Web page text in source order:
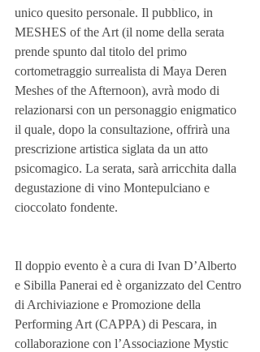
unico quesito personale. Il pubblico, in
MESHES of the Art (il nome della serata
prende spunto dal titolo del primo
cortometraggio surrealista di Maya Deren
Meshes of the Afternoon), avrà modo di
relazionarsi con un personaggio enigmatico
il quale, dopo la consultazione, offrirà una
prescrizione artistica siglata da un atto
psicomagico. La serata, sarà arricchita dalla
degustazione di vino Montepulciano e
cioccolato fondente.
Il doppio evento è a cura di Ivan D’Alberto
e Sibilla Panerai ed è organizzato del Centro
di Archiviazione e Promozione della
Performing Art (CAPPA) di Pescara, in
collaborazione con l’Associazione Mystic